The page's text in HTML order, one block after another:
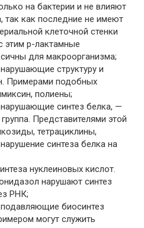
на бактерии и не влияют
так как последние не имеют
клеточной стенки
этим р-лактамные
для макроорганизма;
структуру и
Примерами подобных
полиены;
синтез белка, —
Представителями этой
тетрациклины,
синтеза белка на
нуклеиновых кислот.
нарушают синтез
РНК;
биосинтез
могут служить